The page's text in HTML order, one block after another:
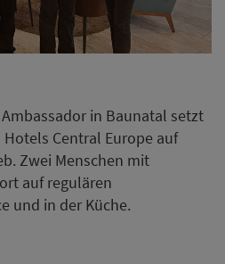
in Baunatal setzt
Central Europe auf
Zwei Menschen mit
auf regulären
und in der Küche.